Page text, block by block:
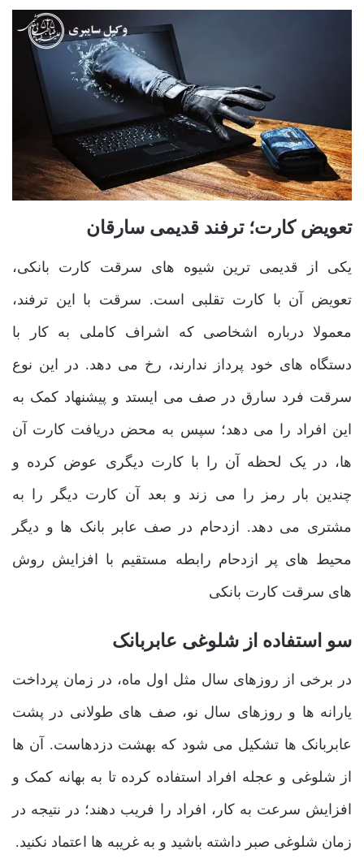
تعویض کارت؛ ترفند قدیمی سارقان
یکی از قدیمی ترین شیوه های سرقت کارت بانکی،
تعویض آن با کارت تقلبی است. سرقت با این ترفند،
معمولا درباره اشخاصی که اشراف کاملی به کار با
دستگاه های خود پرداز ندارند، رخ می دهد. در این نوع
سرقت فرد سارق در صف می ایستد و پیشنهاد کمک به
این افراد را می دهد؛ سپس به محض دریافت کارت آن
ها، در یک لحظه آن را با کارت دیگری عوض کرده و
چندین بار رمز را می زند و بعد آن کارت دیگر را به
مشتری می دهد. ازدحام در صف عابر بانک ها و دیگر
محیط های پر ازدحام رابطه مستقیم با افزایش روش
های سرقت کارت بانکی
سو استفاده از شلوغی عابربانک
در برخی از روزهای سال مثل اول ماه، در زمان پرداخت
یارانه ها و روزهای سال نو، صف های طولانی در پشت
عابربانک ها تشکیل می شود که بهشت دزدهاست. آن ها
از شلوغی و عجله افراد استفاده کرده تا به بهانه کمک و
افزایش سرعت به کار، افراد را فریب دهند؛ در نتیجه در
زمان شلوغی صبر داشته باشید و به غریبه ها اعتماد نکنید.